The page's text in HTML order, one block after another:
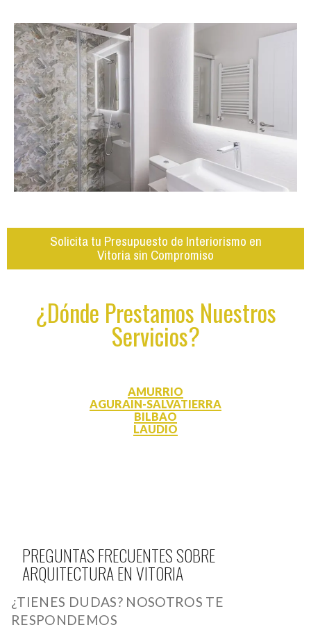
Solicita tu Presupuesto de Interiorismo en
Vitoria sin Compromiso
¿Dónde Prestamos Nuestros
Servicios?
AMURRIO
AGURAIN-SALVATIERRA
BILBAO
LAUDIO
PREGUNTAS FRECUENTES SOBRE
ARQUITECTURA EN VITORIA
¿TIENES DUDAS? NOSOTROS TE
RESPONDEMOS